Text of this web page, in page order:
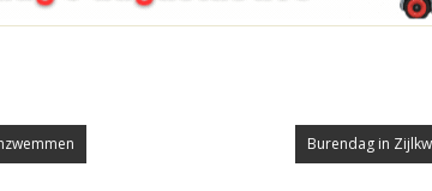
Burendag in